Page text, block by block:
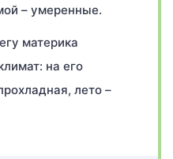
– умеренные.
материка
на его
лето –